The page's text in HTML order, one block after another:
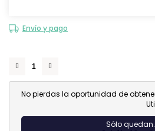
Envío y pago
No pierdas la oportunidad de
Sólo